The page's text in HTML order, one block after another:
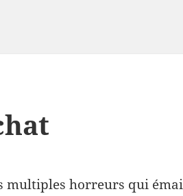
multiples horreurs qui